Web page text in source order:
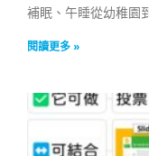
補眠、午睡從幼稚園
閱讀更多 »